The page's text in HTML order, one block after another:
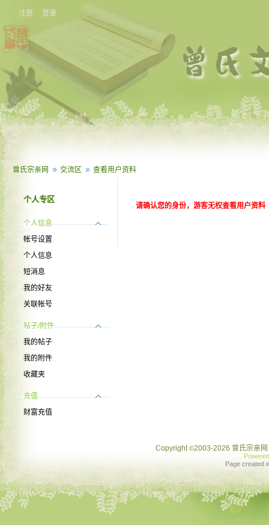
注册 登录
曾氏宗亲网 交流区 查看用户资料
个人专区
个人信息
帐号设置
个人信息
短消息
我的好友
关联帐号
帖子/附件
我的帖子
我的附件
收藏夹
充值
财富充值
请确认您的身份，游客无权查看用户资料
Copyright©2003-2026 曾氏宗亲
Page created